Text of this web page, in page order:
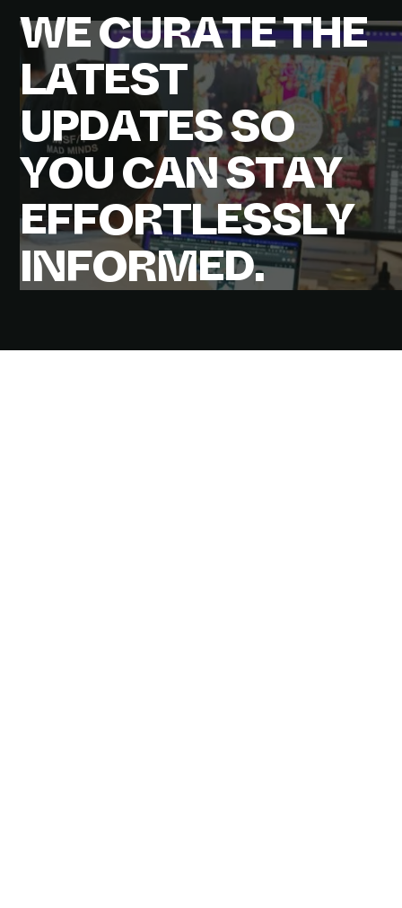
WECURATETHE
LATEST
UPDATESSO
YOUCANSTAY
EFFORTLESSLY
INFORMED.